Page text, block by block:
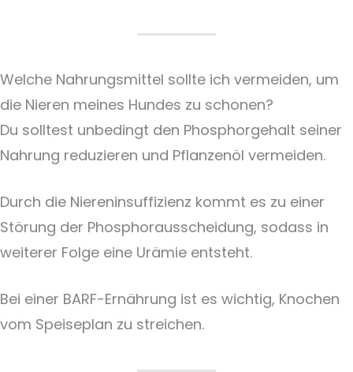
Welche Nahrungsmittel sollte ich vermeiden, um
die Nieren meines Hundes zu schonen?
Du solltest unbedingt den Phosphorgehalt seiner
Nahrung reduzieren und Pflanzenöl vermeiden.
Durch die Niereninsuffizienz kommt es zu einer
Störung der Phosphorausscheidung, sodass in
weiterer Folge eine Urämie entsteht.
Bei einer BARF-Ernährung ist es wichtig, Knochen
vom Speiseplan zu streichen.